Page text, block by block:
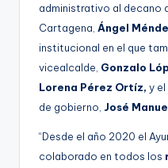
administrativo al decano
Cartagena, Ángel
institucional en el que
vicealcalde, Gonzalo
Lorena Pérez Ortíz, y
de gobierno, José
“Desde el año 2020 el
colaborado en todos los